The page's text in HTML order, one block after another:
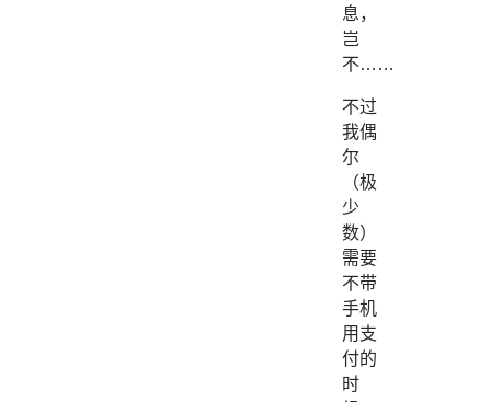
息，
岂
不……
不过
我偶
尔
（极
少
数）
需要
不带
手机
用支
付的
时